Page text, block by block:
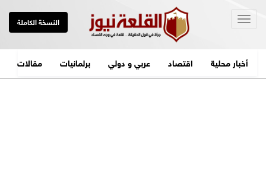
النسخة الكاملة
أخبار محلية اقتصاد عربي و دولي برلمانيات مقالات